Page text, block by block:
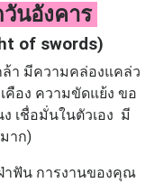
นอังคาร
of swords)
มีความคล่องแคล่ว
คือง ความขัดแย้ง ขอ
เชื่อมั่นในตัวเอง มี
าก)
าฟัน การงานของคุณ